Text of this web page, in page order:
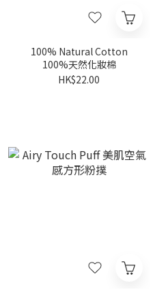
100% Natural Cotton
100%天然化妝棉
HK$22.00